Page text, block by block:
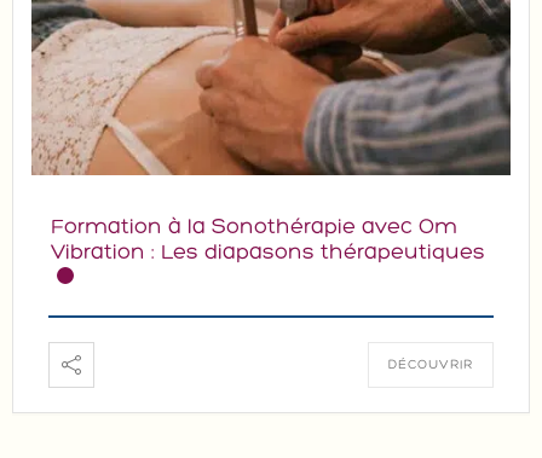
Formation à la Sonothérapie avec Om
Vibration : Les diapasons thérapeutiques
DÉCOUVRIR